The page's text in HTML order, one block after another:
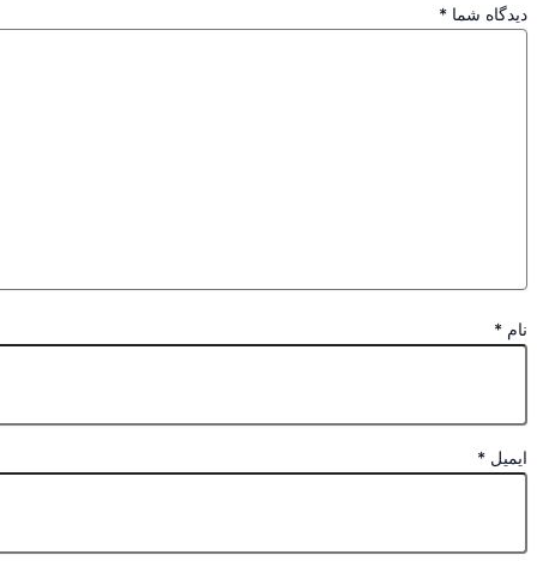
دیدگاه شما *
نام *
ایمیل *